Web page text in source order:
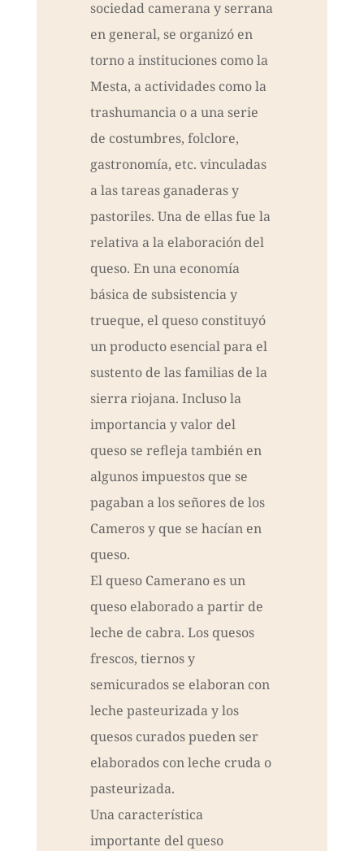
sociedad camerana y serrana
en general, se organizó en
torno a instituciones como la
Mesta, a actividades como la
trashumancia o a una serie
de costumbres, folclore,
gastronomía, etc. vinculadas
a las tareas ganaderas y
pastoriles. Una de ellas fue la
relativa a la elaboración del
queso. En una economía
básica de subsistencia y
trueque, el queso constituyó
un producto esencial para el
sustento de las familias de la
sierra riojana. Incluso la
importancia y valor del
queso se refleja también en
algunos impuestos que se
pagaban a los señores de los
Cameros y que se hacían en
queso.
El queso Camerano es un
queso elaborado a partir de
leche de cabra. Los quesos
frescos, tiernos y
semicurados se elaboran con
leche pasteurizada y los
quesos curados pueden ser
elaborados con leche cruda o
pasteurizada.
Una característica
importante del queso